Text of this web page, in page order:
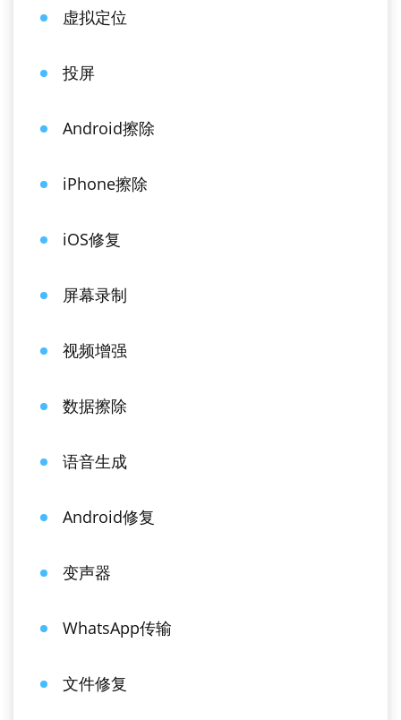
虚拟定位
投屏
Android擦除
iPhone擦除
iOS修复
屏幕录制
视频增强
数据擦除
语音生成
Android修复
变声器
WhatsApp传输
文件修复